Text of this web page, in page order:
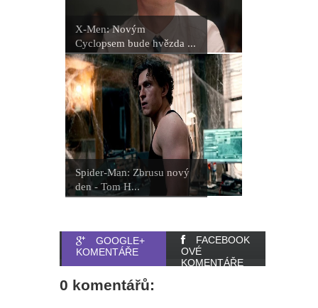
X-Men: Novým
Cyclopsem bude hvězda ...
Spider-Man: Zbrusu nový
den - Tom H...
GOOGLE+
KOMENTÁŘE
FACEBOOK
OVÉ
KOMENTÁŘE
0 komentářů: